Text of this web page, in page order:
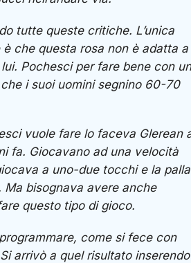
tutte queste critiche. L’unica
che questa rosa non è adatta a
Pochesci per fare bene con
i suoi uomini segnino 60-70
vuole fare lo faceva Glerean
fa. Giocavano ad una velocità
a uno-due tocchi e la palla
bisognava avere anche
questo tipo di gioco.
come si fece con
arrivò a quel risultato inserendo